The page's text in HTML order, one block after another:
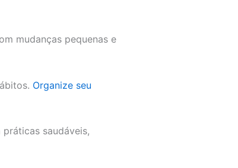
mudanças pequenas e
Organize seu
saudáveis,